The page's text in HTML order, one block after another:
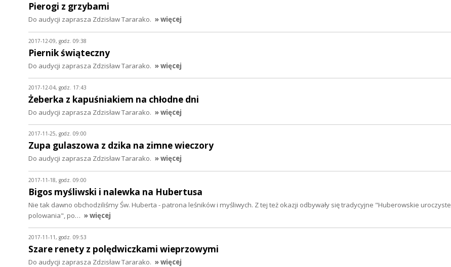
Pierogi z grzybami
Do audycji zaprasza Zdzisław Tararako. » więcej
2017-12-09, godz. 09:38
Piernik świąteczny
Do audycji zaprasza Zdzisław Tararako. » więcej
2017-12-04, godz. 17:43
Żeberka z kapuśniakiem na chłodne dni
Do audycji zaprasza Zdzisław Tararako. » więcej
2017-11-25, godz. 09:00
Zupa gulaszowa z dzika na zimne wieczory
Do audycji zaprasza Zdzisław Tararako. » więcej
2017-11-18, godz. 09:00
Bigos myśliwski i nalewka na Hubertusa
Nie tak dawno obchodziliśmy Św. Huberta - patrona leśników i myśliwych. Z tej też okazji odbywały się tradycyjne "Huberowskie uroczyste
polowania", po… » więcej
2017-11-11, godz. 09:53
Szare renety z polędwiczkami wieprzowymi
Do audycji zaprasza Zdzisław Tararako. » więcej